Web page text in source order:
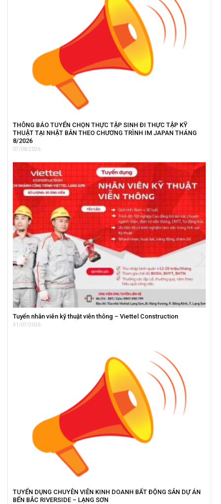
THÔNG BÁO TUYỂN CHỌN THỰC TẬP SINH ĐI THỰC TẬP KỸ
THUẬT TẠI NHẬT BẢN THEO CHƯƠNG TRÌNH IM JAPAN THÁNG
8/2026
07/08/2026
Tuyển nhân viên kỹ thuật viễn thông – Viettel Construction
31/07/2026
TUYỂN DỤNG CHUYÊN VIÊN KINH DOANH BẤT ĐỘNG SẢN DỰ ÁN
BẾN BẮC RIVERSIDE – LẠNG SƠN